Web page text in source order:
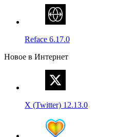
Reface 6.17.0
Новое в Интернет
X (Twitter) 12.13.0